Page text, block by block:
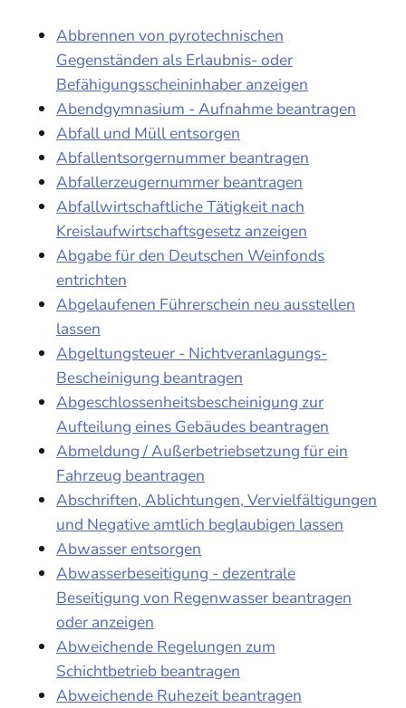
Abbrennen von pyrotechnischen
Gegenständen als Erlaubnis- oder
Befähigungsscheininhaber anzeigen
Abendgymnasium - Aufnahme beantragen
Abfall und Müll entsorgen
Abfallentsorgernummer beantragen
Abfallerzeugernummer beantragen
Abfallwirtschaftliche Tätigkeit nach
Kreislaufwirtschaftsgesetz anzeigen
Abgabe für den Deutschen Weinfonds
entrichten
Abgelaufenen Führerschein neu ausstellen
lassen
Abgeltungsteuer - Nichtveranlagungs-
Bescheinigung beantragen
Abgeschlossenheitsbescheinigung zur
Aufteilung eines Gebäudes beantragen
Abmeldung / Außerbetriebsetzung für ein
Fahrzeug beantragen
Abschriften, Ablichtungen, Vervielfältigungen
und Negative amtlich beglaubigen lassen
Abwasser entsorgen
Abwasserbeseitigung - dezentrale
Beseitigung von Regenwasser beantragen
oder anzeigen
Abweichende Regelungen zum
Schichtbetrieb beantragen
Abweichende Ruhezeit beantragen